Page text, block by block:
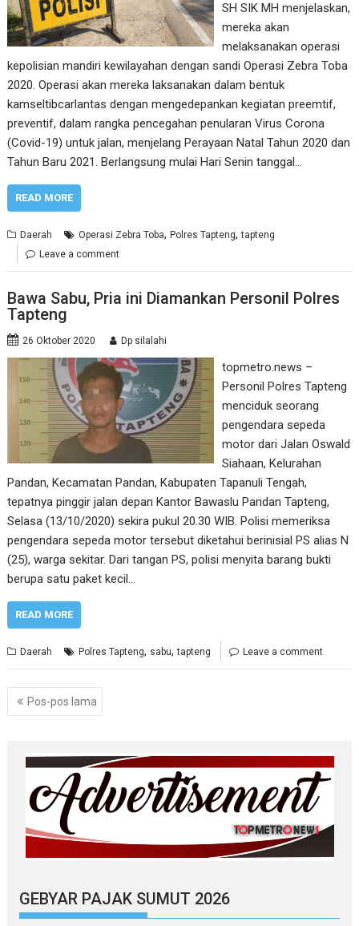
SH SIK MH menjelaskan,
mereka akan
melaksanakan operasi
kepolisian mandiri kewilayahan dengan sandi Operasi Zebra Toba
2020. Operasi akan mereka laksanakan dalam bentuk
kamseltibcarlantas dengan mengedepankan kegiatan preemtif,
preventif, dalam rangka pencegahan penularan Virus Corona
(Covid-19) untuk jalan, menjelang Perayaan Natal Tahun 2020 dan
Tahun Baru 2021. Berlangsung mulai Hari Senin tanggal…
READ MORE
Daerah Operasi Zebra Toba,Polres Tapteng,tapteng
Leave a comment
Bawa Sabu, Pria ini Diamankan Personil Polres
Tapteng
26 Oktober 2020 Dp silalahi
topmetro.news –
Personil Polres Tapteng
menciduk seorang
pengendara sepeda
motor dari Jalan Oswald
Siahaan, Kelurahan
Pandan, Kecamatan Pandan, Kabupaten Tapanuli Tengah,
tepatnya pinggir jalan depan Kantor Bawaslu Pandan Tapteng,
Selasa (13/10/2020) sekira pukul 20.30 WIB. Polisi memeriksa
pengendara sepeda motor tersebut diketahui berinisial PS alias N
(25), warga sekitar. Dari tangan PS, polisi menyita barang bukti
berupa satu paket kecil…
READ MORE
Daerah Polres Tapteng, sabu,tapteng Leave a comment
Navigasi
pos
Pos-pos lama
GEBYAR PAJAK SUMUT 2026